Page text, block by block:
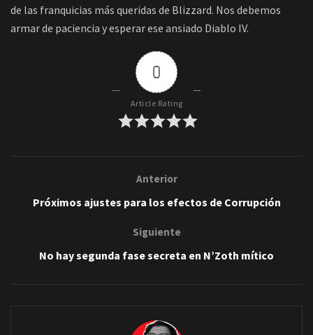
de las franquicias más queridas de Blizzard. Nos debemos
armar de paciencia y esperar ese ansiado Diablo IV.
0
Article Rating
Anterior
Próximos ajustes para los efectos de Corrupción
Siguiente
No hay segunda fase secreta en N’Zoth mítico